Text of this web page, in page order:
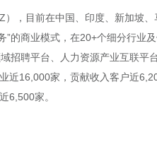
，目前在中国、印度、新加坡、
的商业模式，在20+个细分行业
招聘平台、人力资源产业互联平
近16,000家，贡献收入客户近
6,500家。